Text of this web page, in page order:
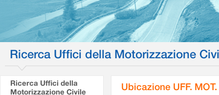
Ricerca Uffici della Motorizzazione
Ricerca Uffici della
Motorizzazione Civile
Ubicazione UFF.